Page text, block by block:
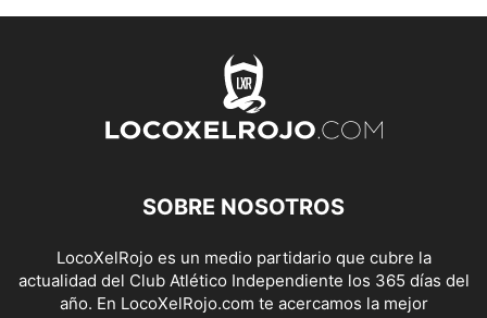
SOBRE NOSOTROS
LocoXelRojo es un medio partidario que cubre la
actualidad del Club Atlético Independiente los 365 días del
año. En LocoXelRojo.com te acercamos la mejor